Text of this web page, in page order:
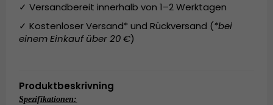
✓ Versandbereit innerhalb von 1–2 Werktagen
✓ Kostenloser Versand* und Rückversand (*bei
einem Einkauf über 20 €)
Produktbeskrivning
Spezifikationen: